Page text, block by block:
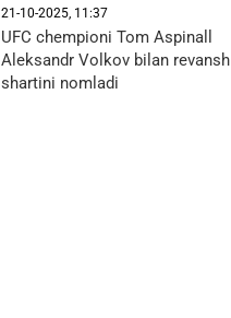
21-10-2025, 11:37
UFC chempioni Tom Aspinall
Aleksandr Volkov bilan revansh
shartini nomladi